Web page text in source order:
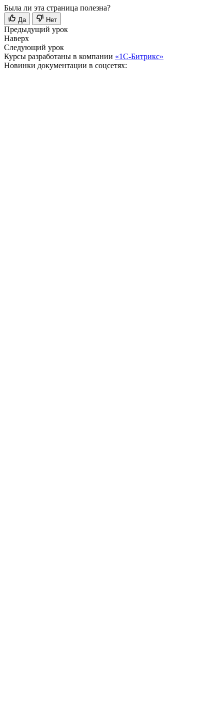
Была ли эта страница полезна?
Да Нет
Предыдущий урок
Наверх
Следующий урок
Курсы разработаны в компании «1С-Битрикс»
Новинки документации в соцсетях: